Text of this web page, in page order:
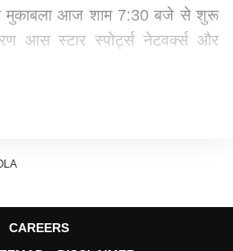
मुकाबला आज शाम 7:30 बजे से शुरू
आस स्टार स्पोर्ट्स नेटवर्क्स और
ऐसे रेडर हैं, जो अकेले अपने दम पर
CAREERS